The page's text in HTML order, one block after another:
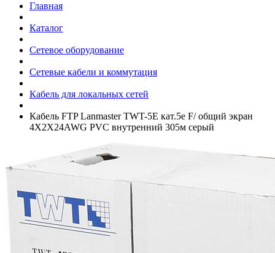
Главная
Каталог
Сетевое оборудование
Сетевые кабели и коммутация
Кабель для локальных сетей
Кабель FTP Lanmaster TWT-5E кат.5е F/­ общий экран
4X2X24AWG PVC внутренний 305м серый